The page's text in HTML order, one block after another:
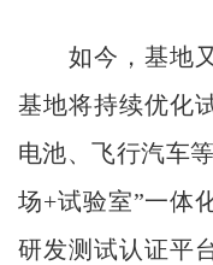
如今，基地又
基地将持续优化
电池、飞行汽车
场+试验室”一体
研发测试认证平